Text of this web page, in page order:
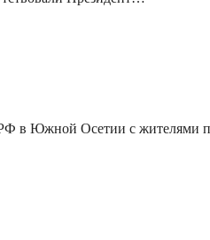
в Южной Осетии с жителями